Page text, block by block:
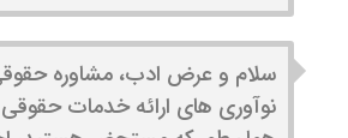
سلام و عرض ادب، مشاوره
نوآوری­ های ارائه خدمات